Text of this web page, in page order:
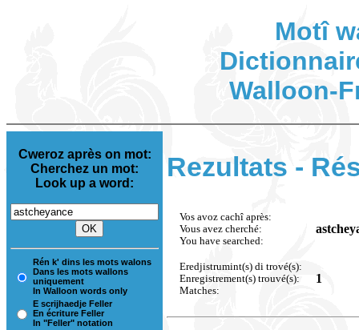
Motî
Walloon-
Cweroz après on mot:
Cherchez un mot:
Look up a word:
Rén k' dins les mots walons
Dans les mots wallons
uniquement
In Walloon words only
E scrijhaedje Feller
En écriture Feller
In "Feller" notation
Rezultats -
Vos avoz cachî après:
Vous avez cherché:
You have searched:
Eredjistrumint(s) di trové(s):
Enregistrement(s) trouvé(s):
Matches:
1